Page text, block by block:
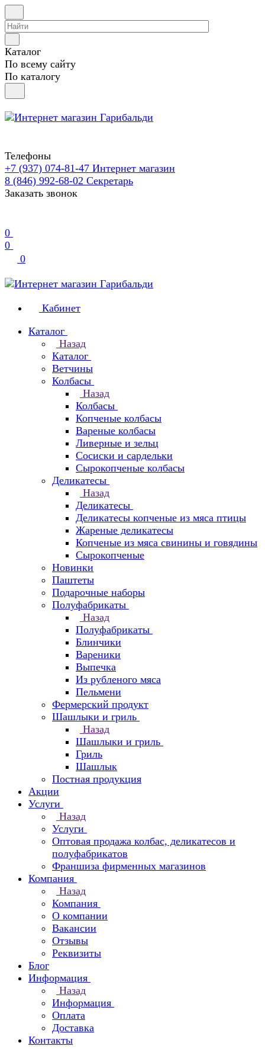
Каталог
По всему сайту
По каталогу
Телефоны
+7 (937) 074-81-47 Интернет магазин
8 (846) 992-68-02 Секретарь
Заказать звонок
0
0
0
Кабинет
Каталог
Назад
Каталог
Ветчины
Колбасы
Назад
Колбасы
Копченые колбасы
Вареные колбасы
Ливерные и зельц
Сосиски и сардельки
Сырокопченые колбасы
Деликатесы
Назад
Деликатесы
Деликатесы копченые из мяса птицы
Жареные деликатесы
Копченые из мяса свинины и говядины
Сырокопченые
Новинки
Паштеты
Подарочные наборы
Полуфабрикаты
Назад
Полуфабрикаты
Блинчики
Вареники
Выпечка
Из рубленого мяса
Пельмени
Фермерский продукт
Шашлыки и гриль
Назад
Шашлыки и гриль
Гриль
Шашлык
Постная продукция
Акции
Услуги
Назад
Услуги
Оптовая продажа колбас, деликатесов и
полуфабрикатов
Франшиза фирменных магазинов
Компания
Назад
Компания
О компании
Вакансии
Отзывы
Реквизиты
Блог
Информация
Назад
Информация
Оплата
Доставка
Контакты